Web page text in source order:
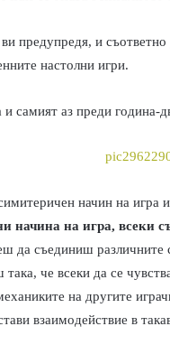
предупредя, и
настолни игри.
самият аз преди година-
начин на игра
начина на игра, всеки
да съединиш
че всеки да се
на другите
взаимодействие в